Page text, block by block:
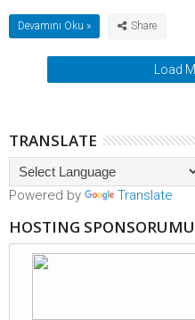
Devamını Oku »
Load
TRANSLATE
Powered by Translate
HOSTING